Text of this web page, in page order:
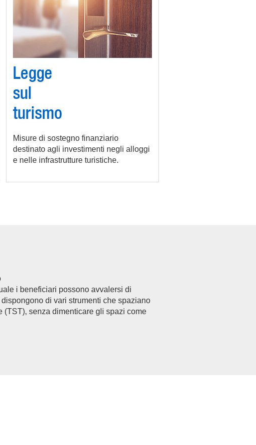
Legge
sul
turismo
Misure di sostegno finanziario
destinato agli investimenti negli alloggi
e nelle infrastrutture turistiche.
i beneficiari possono avvalersi di
di vari strumenti che spaziano
senza dimenticare gli spazi come